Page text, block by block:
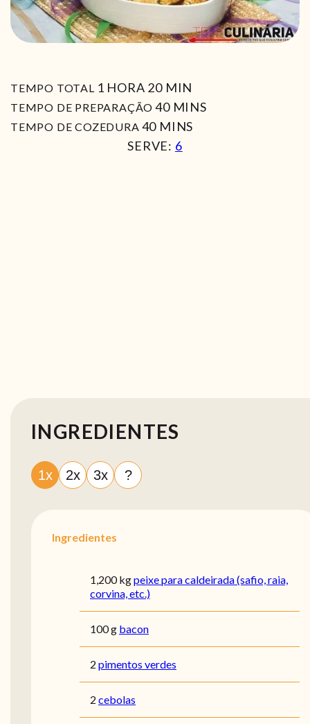
TEMPO TOTAL 1 HORA
HORA 20MIN
MIN
TEMPO DE PREPARAÇÃO 40MIN
MINS
TEMPO DE COZEDURA 40MIN
MINS
SERVE: 6
INGREDIENTES
1x 2x 3x ?
Ingredientes
1,200 kgpeixe para caldeirada (safio, raia,
corvina, etc.)
100 g bacon
2 pimentos verdes
2 cebolas